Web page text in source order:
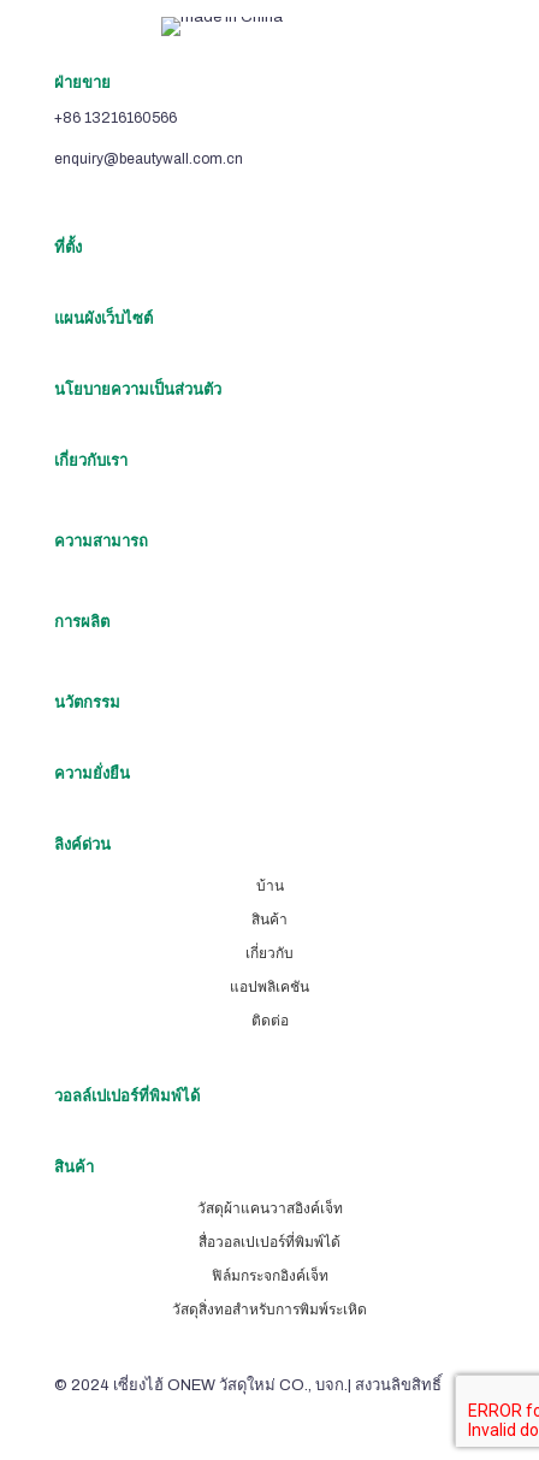
ฝ่ายขาย
+86 13216160566
enquiry@beautywall.com.cn
ที่ตั้ง
แผนผังเว็บไซต์
นโยบายความเป็นส่วนตัว
เกี่ยวกับเรา
ความสามารถ
การผลิต
นวัตกรรม
ความยั่งยืน
ลิงค์ด่วน
บ้าน
สินค้า
เกี่ยวกับ
แอปพลิเคชัน
ติดต่อ
วอลล์เปเปอร์ที่พิมพ์ได้
สินค้า
วัสดุผ้าแคนวาสอิงค์เจ็ท
สื่อวอลเปเปอร์ที่พิมพ์ได้
ฟิล์มกระจกอิงค์เจ็ท
วัสดุสิ่งทอสำหรับการพิมพ์ระเหิด
© 2024 เซี่ยงไฮ้ ONEW วัสดุใหม่ CO., บจก.| สงวนลิขสิทธิ์